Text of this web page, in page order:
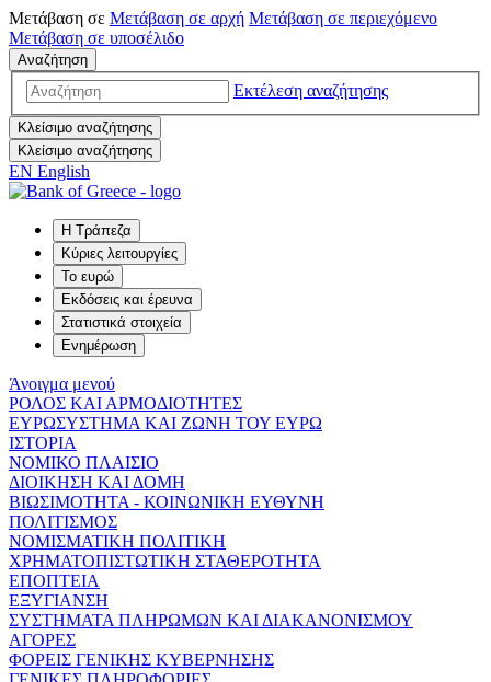
Μετάβαση σε Μετάβαση σε αρχή Μετάβαση σε περιεχόμενο
Μετάβαση σε υποσέλιδο
Αναζήτηση
Εκτέλεση αναζήτησης
Κλείσιμο αναζήτησης
Κλείσιμο αναζήτησης
EN English
Η Τράπεζα
Κύριες λειτουργίες
Το ευρώ
Εκδόσεις και έρευνα
Στατιστικά στοιχεία
Ενημέρωση
Άνοιγμα μενού
ΡΟΛΟΣ ΚΑΙ ΑΡΜΟΔΙΟΤΗΤΕΣ
ΕΥΡΩΣΥΣΤΗΜΑ ΚΑΙ ΖΩΝΗ ΤΟΥ ΕΥΡΩ
ΙΣΤΟΡΙΑ
ΝΟΜΙΚΟ ΠΛΑΙΣΙΟ
ΔΙΟΙΚΗΣΗ ΚΑΙ ΔΟΜΗ
ΒΙΩΣΙΜΟΤΗΤΑ - ΚΟΙΝΩΝΙΚΗ ΕΥΘΥΝΗ
ΠΟΛΙΤΙΣΜΟΣ
ΝΟΜΙΣΜΑΤΙΚΗ ΠΟΛΙΤΙΚΗ
ΧΡΗΜΑΤΟΠΙΣΤΩΤΙΚΗ ΣΤΑΘΕΡΟΤΗΤΑ
ΕΠΟΠΤΕΙΑ
ΕΞΥΓΙΑΝΣΗ
ΣΥΣΤΗΜΑΤΑ ΠΛΗΡΩΜΩΝ ΚΑΙ ΔΙΑΚΑΝΟΝΙΣΜΟΥ
ΑΓΟΡΕΣ
ΦΟΡΕΙΣ ΓΕΝΙΚΗΣ ΚΥΒΕΡΝΗΣΗΣ